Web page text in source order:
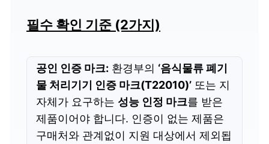
필수 확인 기준 (2가지)
공인 인증 마크: 환경부의 ‘음식물류 폐기
물 처리기기 인증 마크(T22010)’ 또는 지
자체가 요구하는 성능 인정 마크를 받은
제품이어야 합니다. 인증이 없는 제품은
구매처와 관계없이 지원 대상에서 제외됩